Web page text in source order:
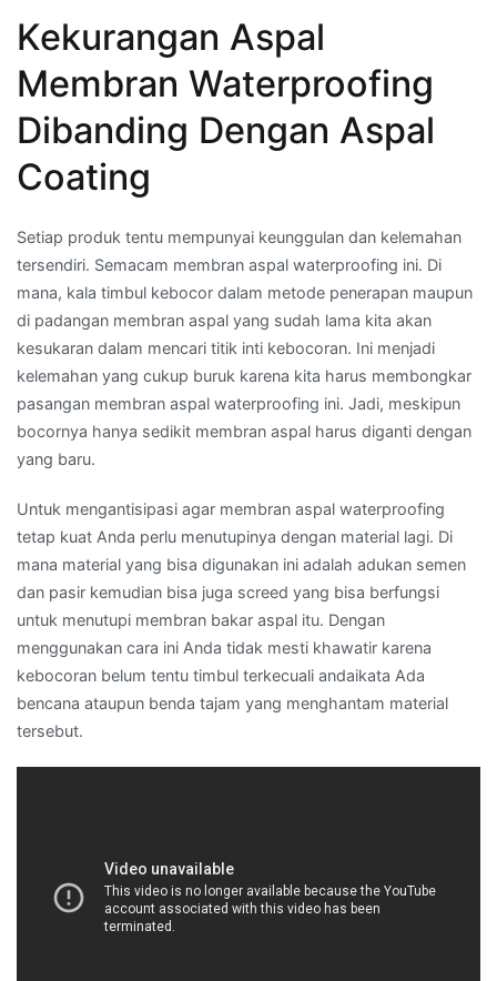
Kekurangan Aspal
Membran Waterproofing
Dibanding Dengan Aspal
Coating
Setiap produk tentu mempunyai keunggulan dan kelemahan
tersendiri. Semacam membran aspal waterproofing ini. Di
mana, kala timbul kebocor dalam metode penerapan maupun
di padangan membran aspal yang sudah lama kita akan
kesukaran dalam mencari titik inti kebocoran. Ini menjadi
kelemahan yang cukup buruk karena kita harus membongkar
pasangan membran aspal waterproofing ini. Jadi, meskipun
bocornya hanya sedikit membran aspal harus diganti dengan
yang baru.
Untuk mengantisipasi agar membran aspal waterproofing
tetap kuat Anda perlu menutupinya dengan material lagi. Di
mana material yang bisa digunakan ini adalah adukan semen
dan pasir kemudian bisa juga screed yang bisa berfungsi
untuk menutupi membran bakar aspal itu. Dengan
menggunakan cara ini Anda tidak mesti khawatir karena
kebocoran belum tentu timbul terkecuali andaikata Ada
bencana ataupun benda tajam yang menghantam material
tersebut.